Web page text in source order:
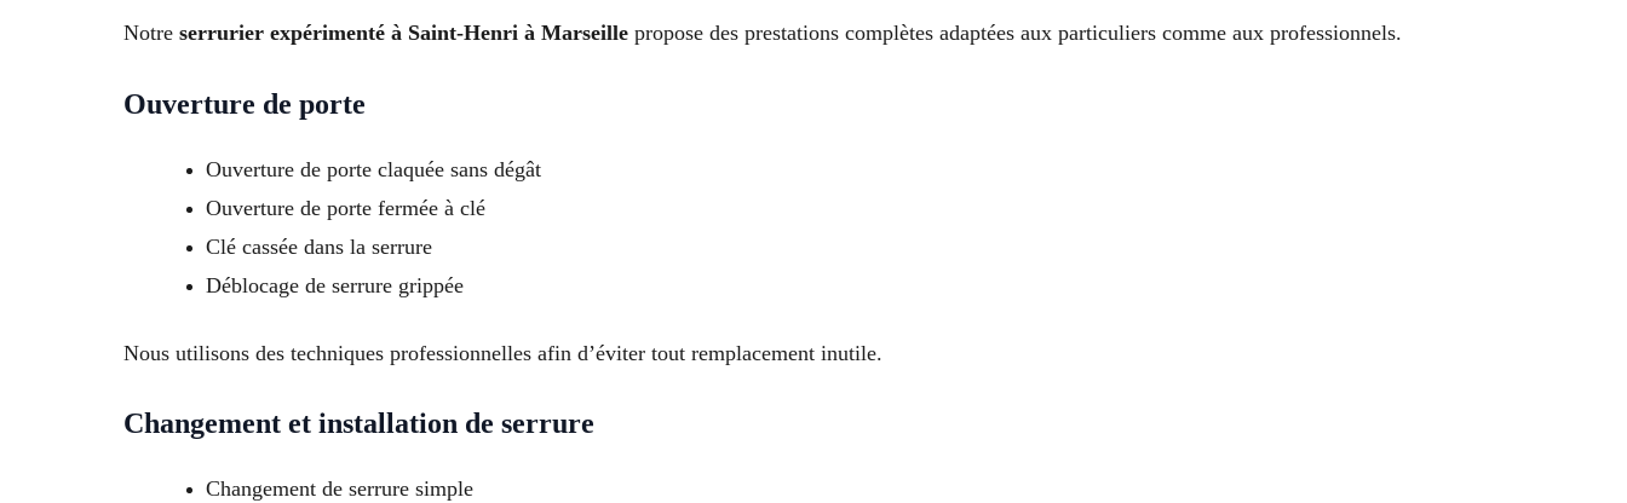
Notre serrurier expérimenté à Saint-Henri à Marseille propose des prestations complètes adaptées aux particuliers comme aux professionnels.
Ouverture de porte
Ouverture de porte claquée sans dégât
Ouverture de porte fermée à clé
Clé cassée dans la serrure
Déblocage de serrure grippée
Nous utilisons des techniques professionnelles afin d’éviter tout remplacement inutile.
Changement et installation de serrure
Changement de serrure simple